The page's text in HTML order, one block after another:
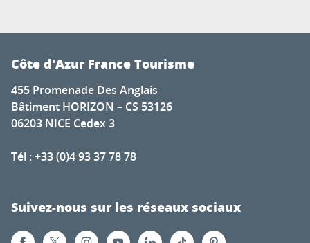
Côte d'Azur France Tourisme
455 Promenade Des Anglais
Bâtiment HORIZON – CS 53126
06203 NICE Cedex 3
Tél : +33 (0)4 93 37 78 78
Suivez-nous sur les réseaux sociaux